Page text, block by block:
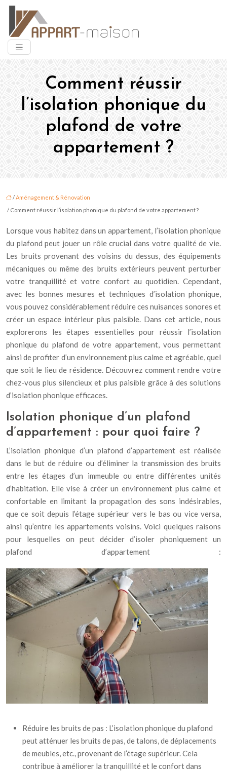
Comment réussir
l’isolation phonique du
plafond de votre
appartement ?
/Aménagement & Rénovation
/ Comment réussir l’isolation phonique du plafond de votre appartement ?
Lorsque vous habitez dans un appartement, l’isolation phonique
du plafond peut jouer un rôle crucial dans votre qualité de vie.
Les bruits provenant des voisins du dessus, des équipements
mécaniques ou même des bruits extérieurs peuvent perturber
votre tranquillité et votre confort au quotidien. Cependant,
avec les bonnes mesures et techniques d’isolation phonique,
vous pouvez considérablement réduire ces nuisances sonores et
créer un espace intérieur plus paisible. Dans cet article, nous
explorerons les étapes essentielles pour réussir l’isolation
phonique du plafond de votre appartement, vous permettant
ainsi de profiter d’un environnement plus calme et agréable, quel
que soit le lieu de résidence. Découvrez comment rendre votre
chez-vous plus silencieux et plus paisible grâce à des solutions
d’isolation phonique efficaces.
Isolation phonique d’un plafond
d’appartement : pour quoi faire ?
L’isolation phonique d’un plafond d’appartement est réalisée
dans le but de réduire ou d’éliminer la transmission des bruits
entre les étages d’un immeuble ou entre différentes unités
d’habitation. Elle vise à créer un environnement plus calme et
confortable en limitant la propagation des sons indésirables,
que ce soit depuis l’étage supérieur vers le bas ou vice versa,
ainsi qu’entre les appartements voisins. Voici quelques raisons
pour lesquelles on peut décider d’isoler phoniquement un
plafond d’appartement :
Réduire les bruits de pas : L’isolation phonique du plafond
peut atténuer les bruits de pas, de talons, de déplacements
de meubles, etc., provenant de l’étage supérieur. Cela
contribue à améliorer la tranquillité et le confort dans